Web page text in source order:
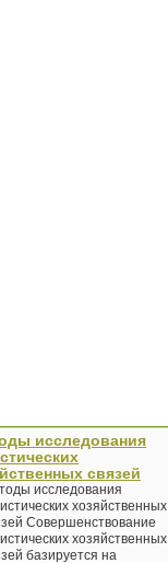
исследования
связей
исследования
хозяйственных
Совершенствование
хозяйственных
базируется на